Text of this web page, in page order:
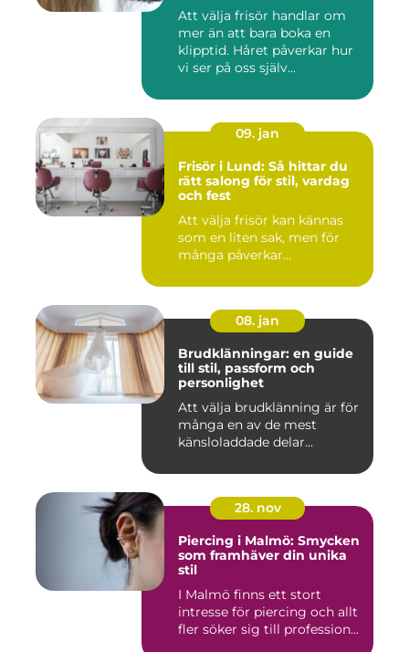
Att välja frisör handlar om
mer än att bara boka en
klipptid. Håret påverkar hur
vi ser på oss själv...
09. jan
Frisör i Lund: Så hittar du
rätt salong för stil, vardag
och fest
Att välja frisör kan kännas
som en liten sak, men för
många påverkar...
08. jan
Brudklänningar: en guide
till stil, passform och
personlighet
Att välja brudklänning är för
många en av de mest
känsloladdade delar...
28. nov
Piercing i Malmö: Smycken
som framhäver din unika
stil
I Malmö finns ett stort
intresse för piercing och allt
fler söker sig till profession...